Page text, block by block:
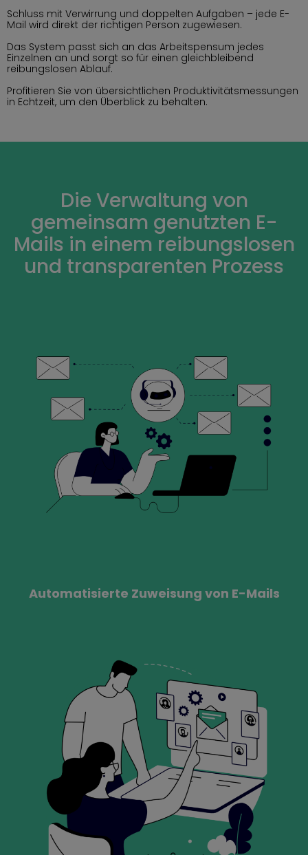
Schluss mit Verwirrung und doppelten Aufgaben – jede E-
Mail wird direkt der richtigen Person zugewiesen.
Das System passt sich an das Arbeitspensum jedes
Einzelnen an und sorgt so für einen gleichbleibend
reibungslosen Ablauf.
Profitieren Sie von übersichtlichen Produktivitätsmessungen
in Echtzeit, um den Überblick zu behalten.
Die Verwaltung von
gemeinsam genutzten E-
Mails in einem reibungslosen
und transparenten Prozess
Automatisierte Zuweisung von E-Mails